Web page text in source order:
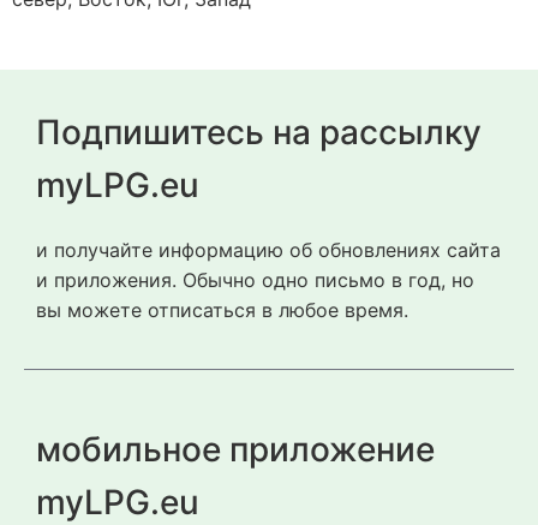
Подпишитесь на рассылку
myLPG.eu
и получайте информацию об обновлениях сайта
и приложения. Обычно одно письмо в год, но
вы можете отписаться в любое время.
мобильное приложение
myLPG.eu